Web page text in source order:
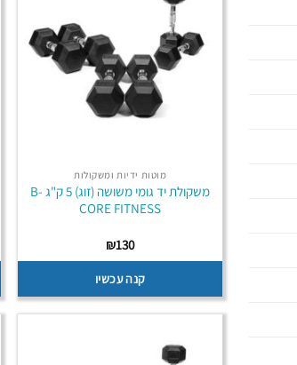
מוטות ידיות ומשקולות
משקולת יד גומי משושה (זוג) 5 ק"ג B-
CORE FITNESS
₪130
קנה עכשיו